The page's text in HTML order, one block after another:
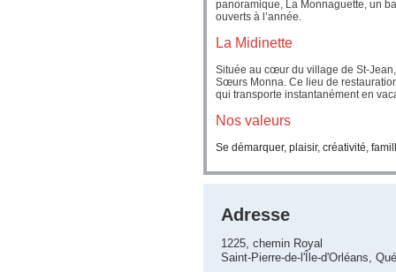
panoramique, La Monnaguette, un
ouverts à l’année.
La Midinette
Située au cœur du village de St-
Sœurs Monna. Ce lieu de
qui transporte instantanément en
Nos valeurs
Se démarquer, plaisir, créativité,
Adresse
1225, chemin Royal
Saint-Pierre-de-l'Île-d'Orléans,